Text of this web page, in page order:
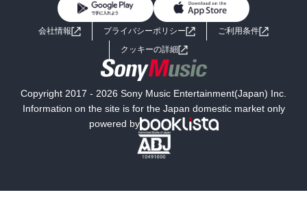
ライトノベル 男子向けラノベ
小説
海外小説
ミステリー SF
文学
よくあるご質問 お問い合わせ
会社情報 プライバシーポリシー
ご利用条件
クッキーの詳細
Copyright 2017 - 2026 Sony Music Entertainment(Japan) Inc.
Information on the site is for the Japan domestic market only
powered by